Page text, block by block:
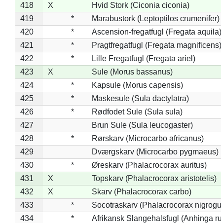
418
X
Hvid Stork (Ciconia ciconia)
419
*
Marabustork (Leptoptilos crumenifer)
420
*
Ascension-fregatfugl (Fregata aquila)
421
*
Pragtfregatfugl (Fregata magnificens)
422
*
Lille Fregatfugl (Fregata ariel)
423
X
Sule (Morus bassanus)
424
*
Kapsule (Morus capensis)
425
*
Maskesule (Sula dactylatra)
426
*
Rødfodet Sule (Sula sula)
427
Brun Sule (Sula leucogaster)
428
*
Rørskarv (Microcarbo africanus)
429
Dværgskarv (Microcarbo pygmaeus)
430
*
Øreskarv (Phalacrocorax auritus)
431
X
Topskarv (Phalacrocorax aristotelis)
432
X
Skarv (Phalacrocorax carbo)
433
*
Socotraskarv (Phalacrocorax
434
*
Afrikansk Slangehalsfugl (Anhinga